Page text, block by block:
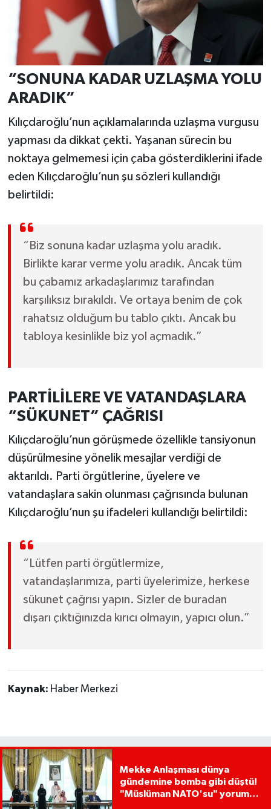
“SONUNA KADAR UZLAŞMA YOLU
ARADIK”
Kılıçdaroğlu’nun açıklamalarında uzlaşma vurgusu
yapması da dikkat çekti. Yaşanan sürecin bu
noktaya gelmemesi için çaba gösterdiklerini ifade
eden Kılıçdaroğlu’nun şu sözleri kullandığı
belirtildi:
“Biz sonuna kadar uzlaşma yolu aradık.
Birlikte karar verme yolu aradık. Ancak tüm
bu çabamız arkadaşlarımız tarafından
karşılıksız bırakıldı. Ve ortaya benim de çok
rahatsız olduğum bu tablo çıktı. Ancak bu
tabloya kesinlikle biz yol açmadık.”
PARTİLİLERE VE VATANDAŞLARA
“SÜKUNET” ÇAĞRISI
Kılıçdaroğlu’nun görüşmede özellikle tansiyonun
düşürülmesine yönelik mesajlar verdiği de
aktarıldı. Parti örgütlerine, üyelere ve
vatandaşlara sakin olunması çağrısında bulunan
Kılıçdaroğlu’nun şu ifadeleri kullandığı belirtildi:
“Lütfen parti örgütlermize,
vatandaşlarımıza, parti üyelerimize, herkese
sükunet çağrısı yapın. Sizler de buradan
dışarı çıktığınızda kırıcı olmayın, yapıcı olun.”
Kaynak: Haber Merkezi
Mekke Anlaşması dünya
gündemine bomba gibi düştü!
"Müslüman NATO'su" yorumu